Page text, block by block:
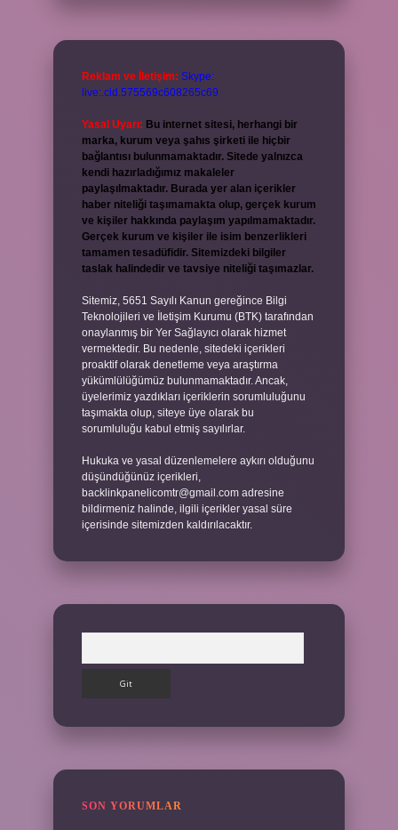
Reklam ve İletişim: Skype:
live:.cid.575569c608265c69
Yasal Uyarı: Bu internet sitesi, herhangi bir
marka, kurum veya şahıs şirketi ile hiçbir
bağlantısı bulunmamaktadır. Sitede yalnızca
kendi hazırladığımız makaleler
paylaşılmaktadır. Burada yer alan içerikler
haber niteliği taşımamakta olup, gerçek kurum
ve kişiler hakkında paylaşım yapılmamaktadır.
Gerçek kurum ve kişiler ile isim benzerlikleri
tamamen tesadüfidir. Sitemizdeki bilgiler
taslak halindedir ve tavsiye niteliği taşımazlar.
Sitemiz, 5651 Sayılı Kanun gereğince Bilgi
Teknolojileri ve İletişim Kurumu (BTK) tarafından
onaylanmış bir Yer Sağlayıcı olarak hizmet
vermektedir. Bu nedenle, sitedeki içerikleri
proaktif olarak denetleme veya araştırma
yükümlülüğümüz bulunmamaktadır. Ancak,
üyelerimiz yazdıkları içeriklerin sorumluluğunu
taşımakta olup, siteye üye olarak bu
sorumluluğu kabul etmiş sayılırlar.
Hukuka ve yasal düzenlemelere aykırı olduğunu
düşündüğünüz içerikleri,
backlinkpanelicomtr@gmail.com adresine
bildirmeniz halinde, ilgili içerikler yasal süre
içerisinde sitemizden kaldırılacaktır.
SON YORUMLAR